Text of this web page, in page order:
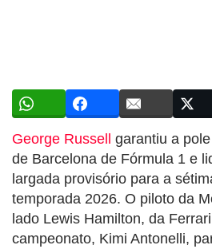
George Russell garantiu a
de Barcelona de Fórmula 1 e
largada provisório para a
temporada 2026. O piloto da
lado Lewis Hamilton, da
campeonato, Kimi Antonelli,